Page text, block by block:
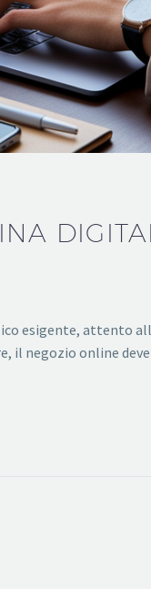
esigente, attento
il negozio online